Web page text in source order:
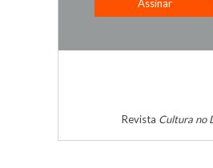
Revista Cultura no